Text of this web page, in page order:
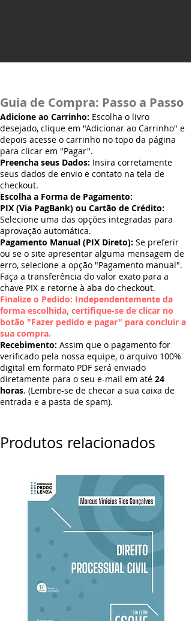
Guia de Compra: Passo a Passo
Adicione ao Carrinho: Escolha o livro
desejado, clique em "Adicionar ao Carrinho" e
depois acesse o carrinho no topo da página
para clicar em "Pagar".
Preencha seus Dados: Insira corretamente
seus dados de envio e contato na tela de
checkout.
Escolha a Forma de Pagamento:
PIX (Via PagBank) ou Cartão de Crédito:
Selecione uma das opções integradas para
aprovação automática.
Pagamento Manual (PIX Direto): Se preferir
ou se o site apresentar alguma mensagem de
erro, selecione a opção "Pagamento manual".
Faça a transferência do valor exato para a
chave PIX e retorne à aba do checkout.
Finalize o Pedido: Independentemente da
forma escolhida, certifique-se de clicar no
botão "Fazer pedido e pagar" para concluir a
sua compra.
Recebimento: Assim que o pagamento for
verificado pela nossa equipe, o arquivo 100%
digital em formato PDF será enviado
diretamente para o seu e-mail em até 24
horas. (Lembre-se de checar a sua caixa de
entrada e a pasta de spam).
Produtos relacionados